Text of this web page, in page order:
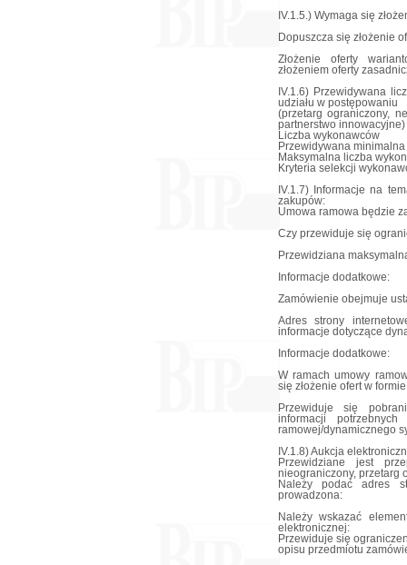
IV.1.5.) Wymaga się
Dopuszcza się złożenie
Złożenie oferty
złożeniem oferty
IV.1.6) Przewidywana
udziału w postępowaniu
(przetarg ograniczony,
partnerstwo innowacyjne)
Liczba wykonawców
Przewidywana
Maksymalna liczba
Kryteria selekcji
IV.1.7) Informacje na
zakupów:
Umowa ramowa będzie
Czy przewiduje się
Przewidziana
Informacje dodatkowe:
Zamówienie obejmuje
Adres strony
informacje dotyczące
Informacje dodatkowe:
W ramach umowy
się złożenie ofert w
Przewiduje się
informacji
ramowej/dynamicznego
IV.1.8) Aukcja
Przewidziane jest
nieograniczony, przetarg
Należy podać adres
prowadzona:
Należy wskazać
elektronicznej:
Przewiduje się
opisu przedmiotu